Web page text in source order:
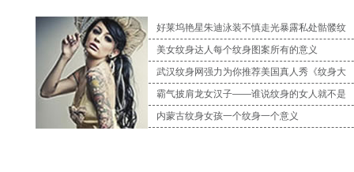
好莱坞艳星朱迪泳装不慎走光暴露私处骷髅纹
美女纹身达人每个纹身图案所有的意义
武汉纹身网强力为你推荐美国真人秀《纹身大
霸气披肩龙女汉子——谁说纹身的女人就不是
内蒙古纹身女孩一个纹身一个意义